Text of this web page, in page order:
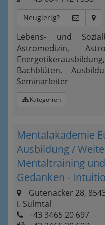
Neugierig?
Lebens- und
Astromedizin,
Bachblüten,
Seminarleiter
Kategorien
Mentalakademie
Ausbildung /
Mentaltraining
Gedanken -
Gutenacker 28,
i. Sulmtal
+43 3465 20 697